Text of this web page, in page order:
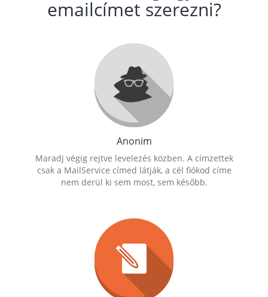
emailcímet szerezni?
Anonim
Maradj végig rejtve levelezés közben. A címzettek
csak a MailService címed látják, a cél fiókod címe
nem derül ki sem most, sem később.